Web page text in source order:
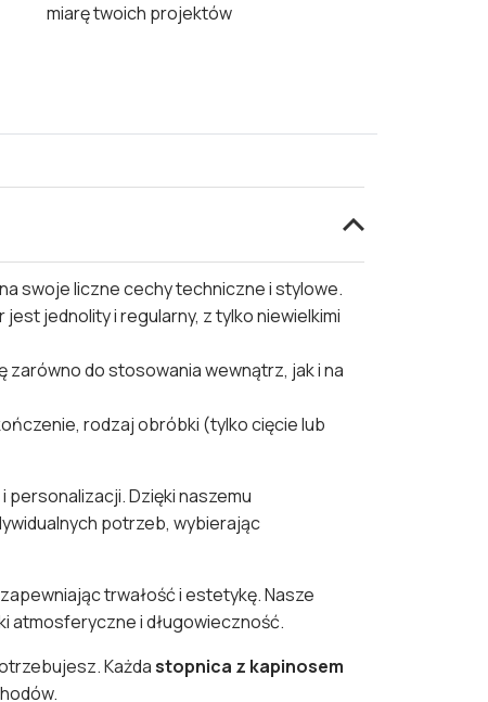
miarę twoich projektów
swoje liczne cechy techniczne i stylowe.
jednolity i regularny, z tylko niewielkimi
zarówno do stosowania wewnątrz, jak i na
rodzaj obróbki (tylko cięcie lub
Dzięki naszemu
potrzeb, wybierając
trwałość i estetykę. Nasze
atmosferyczne i długowieczność.
Każdastopnica z kapinosem